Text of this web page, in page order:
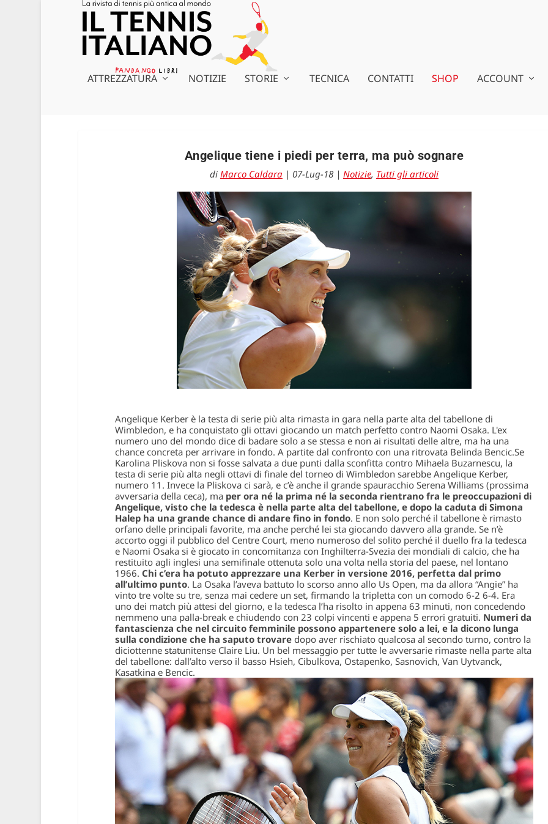
ATTREZZATURA NOTIZIE STORIE TECNICA CONTATTI SHOP ACCOUNT
Angelique tiene i piedi per terra, ma può sognare
di Marco Caldara| 07-Lug-18| Notizie, Tutti gli articoli
Angelique Kerber è la testa di serie più alta rimasta in gara nella parte alta del tabellone di
Wimbledon, e ha conquistato gli ottavi giocando un match perfetto contro Naomi Osaka. L'ex
numero uno del mondo dice di badare solo a se stessa e non ai risultati delle altre, ma ha una
chance concreta per arrivare in fondo. A partite dal confronto con una ritrovata Belinda Bencic.Se
Karolina Pliskova non si fosse salvata a due punti dalla sconfitta contro Mihaela Buzarnescu, la
testa di serie più alta negli ottavi di finale del torneo di Wimbledon sarebbe Angelique Kerber,
numero 11. Invece la Pliskova ci sarà, e c’è anche il grande spauracchio Serena Williams (prossima
avversaria della ceca), ma per ora né la prima né la seconda rientrano fra le preoccupazioni di
Angelique, visto che la tedesca è nella parte alta del tabellone, e dopo la caduta di Simona
Halep ha una grande chance di andare fino in fondo. E non solo perché il tabellone è rimasto
orfano delle principali favorite, ma anche perché lei sta giocando davvero alla grande. Se n’è
accorto oggi il pubblico del Centre Court, meno numeroso del solito perché il duello fra la tedesca
e Naomi Osaka si è giocato in concomitanza con Inghilterra-Svezia dei mondiali di calcio, che ha
restituito agli inglesi una semifinale ottenuta solo una volta nella storia del paese, nel lontano
1966. Chi c’era ha potuto apprezzare una Kerber in versione 2016, perfetta dal primo
all’ultimo punto. La Osaka l’aveva battuto lo scorso anno allo Us Open, ma da allora “Angie” ha
vinto tre volte su tre, senza mai cedere un set, firmando la tripletta con un comodo 6-2 6-4. Era
uno dei match più attesi del giorno, e la tedesca l’ha risolto in appena 63 minuti, non concedendo
nemmeno una palla-break e chiudendo con 23 colpi vincenti e appena 5 errori gratuiti. Numeri da
fantascienza che nel circuito femminile possono appartenere solo a lei, e la dicono lunga
sulla condizione che ha saputo trovaredopo aver rischiato qualcosa al secondo turno, contro la
diciottenne statunitense Claire Liu. Un bel messaggio per tutte le avversarie rimaste nella parte alta
del tabellone: dall’alto verso il basso Hsieh, Cibulkova, Ostapenko, Sasnovich, Van Uytvanck,
Kasatkina e Bencic.